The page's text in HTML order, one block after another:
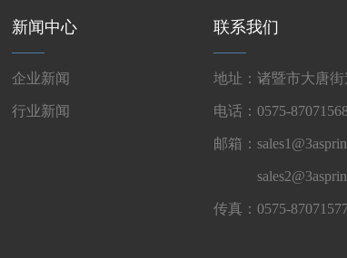
新闻中心
企业新闻
行业新闻
联系我们
地址：诸暨市大唐
电话：0575-
邮箱：
传真：0575-